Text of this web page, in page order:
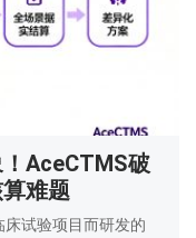
AceCTMS破
难题
试验项目而研发的